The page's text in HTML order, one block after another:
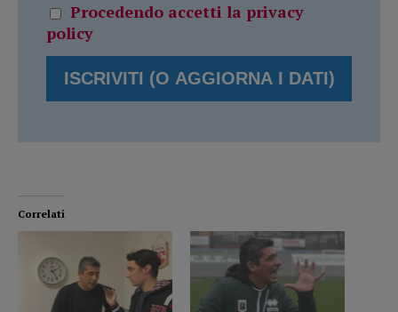
Procedendo accetti la privacy
policy
Correlati